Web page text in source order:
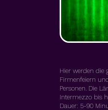
Hier werden die
Firmenfeiern
Personen. Die
Intermezzo bis
Dauer: 5-90